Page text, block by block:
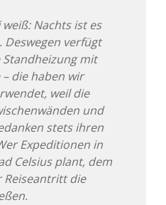
Nachts ist es
verfügt
mit
die haben wir
weil die
und
stets ihren
Expeditionen in
Celsius plant, dem
Reiseantritt die